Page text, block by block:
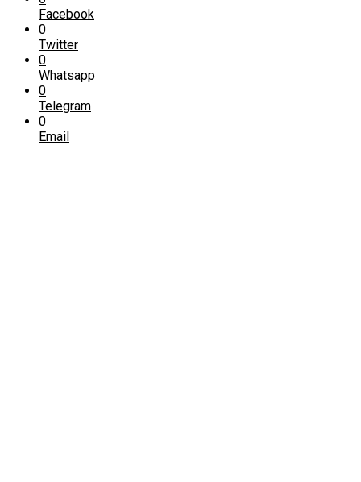
Facebook
0
Twitter
0
Whatsapp
0
Telegram
0
Email